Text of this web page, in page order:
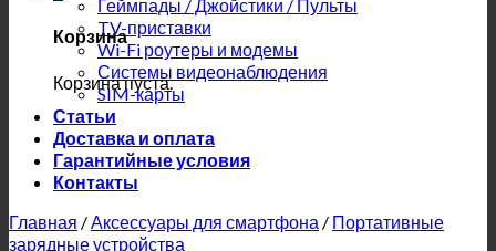
Корзина
Корзина пуста.
Геймпады / Джойстики / Пульты
TV-приставки
Wi-Fi роутеры и модемы
Системы видеонаблюдения
SIM-карты
Статьи
Доставка и оплата
Гарантийные условия
Контакты
Главная /Аксессуары для смартфона / Портативные
зарядные устройства